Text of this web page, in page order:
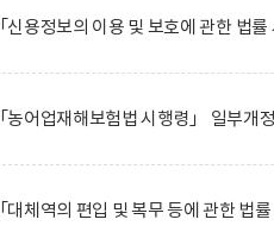
「신용정보의 이용 및 보호에 관한 법
「농어업재해보험법 시행령」 일부개
「대체역의 편입 및 복무 등에 관한 법